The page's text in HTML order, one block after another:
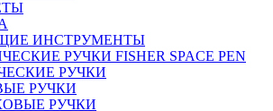
ИНСТРУМЕНТЫ
РУЧКИ FISHER SPACE PEN
РУЧКИ
РУЧКИ
РУЧКИ